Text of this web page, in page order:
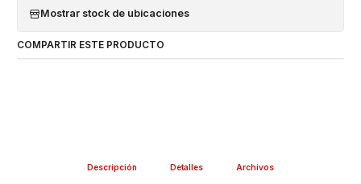
Mostrar stock de ubicaciones
COMPARTIR ESTE PRODUCTO
Descripción Detalles Archivos